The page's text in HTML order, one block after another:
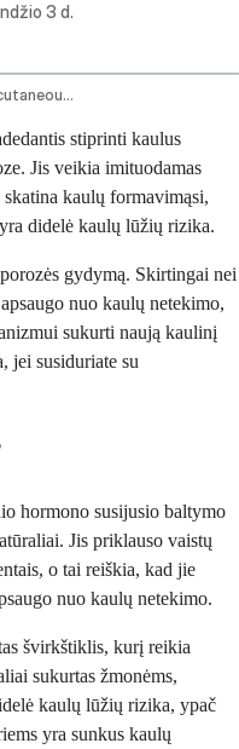
3 d.
Abaloparatide Subcutaneous Route
stiprinti kaulus
Jis veikia imituodamas
kaulų formavimąsi,
didelė kaulų lūžių rizika.
gydymą. Skirtingai nei
nuo kaulų netekimo,
sukurti naują kaulinį
jei susiduriate su
hormono susijusio baltymo
Jis priklauso vaistų
o tai reiškia, kad jie
nuo kaulų netekimo.
švirkštiklis, kurį reikia
sukurtas žmonėms,
kaulų lūžių rizika, ypač
yra sunkus kaulų